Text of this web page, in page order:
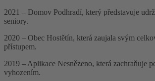
2021 – Domov Podhradí, který představuje
seniory.
2020 – Obec Hostětín, která zaujala svým
přístupem.
2019 – Aplikace Nesnězeno, která zachraňuje
vyhozením.